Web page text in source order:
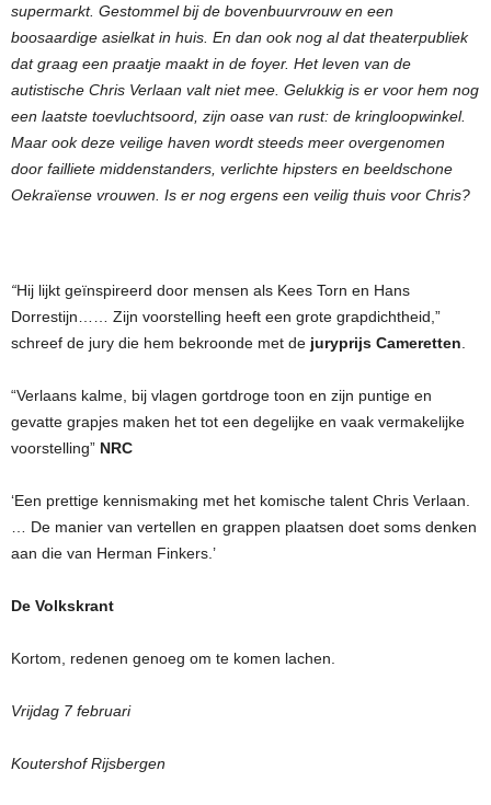
supermarkt. Gestommel bij de bovenbuurvrouw en een
boosaardige asielkat in huis. En dan ook nog al dat theaterpubliek
dat graag een praatje maakt in de foyer. Het leven van de
autistische Chris Verlaan valt niet mee. Gelukkig is er voor hem nog
een laatste toevluchtsoord, zijn oase van rust: de kringloopwinkel.
Maar ook deze veilige haven wordt steeds meer overgenomen
door failliete middenstanders, verlichte hipsters en beeldschone
Oekraïense vrouwen. Is er nog ergens een veilig thuis voor Chris?
“Hij lijkt geïnspireerd door mensen als Kees Torn en Hans
Dorrestijn…… Zijn voorstelling heeft een grote grapdichtheid,”
schreef de jury die hem bekroonde met de juryprijs Cameretten
“Verlaans kalme, bij vlagen gortdroge toon en zijn puntige en
gevatte grapjes maken het tot een degelijke en vaak vermakelijke
voorstelling” NRC
‘Een prettige kennismaking met het komische talent Chris Verlaan.
… De manier van vertellen en grappen plaatsen doet soms denken
aan die van Herman Finkers.’
De Volkskrant
Kortom, redenen genoeg om te komen lachen.
Vrijdag 7 februari
Koutershof Rijsbergen